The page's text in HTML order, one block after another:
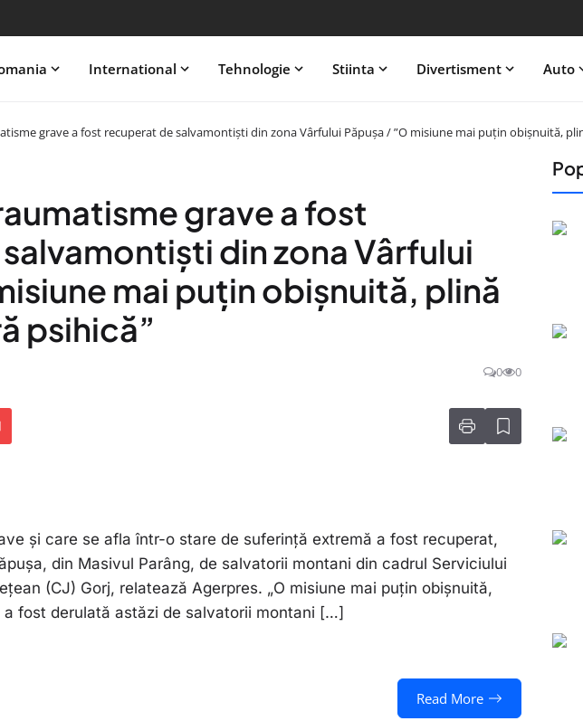
International Tehnologie Stiinta Divertisment Auto
grave a fost recuperat de salvamontişti din zona Vârfului Păpuşa / ”O misiune mai puţin obişnuită,
grave a fost
din zona Vârfului
mai puţin obişnuită, plină
psihică”
0 0
şi care se afla într-o stare de suferinţă extremă a fost recuperat,
din Masivul Parâng, de salvatorii montani din cadrul Serviciului
(CJ) Gorj, relatează Agerpres. „O misiune mai puţin obişnuită,
fost derulată astăzi de salvatorii montani […]
Read More